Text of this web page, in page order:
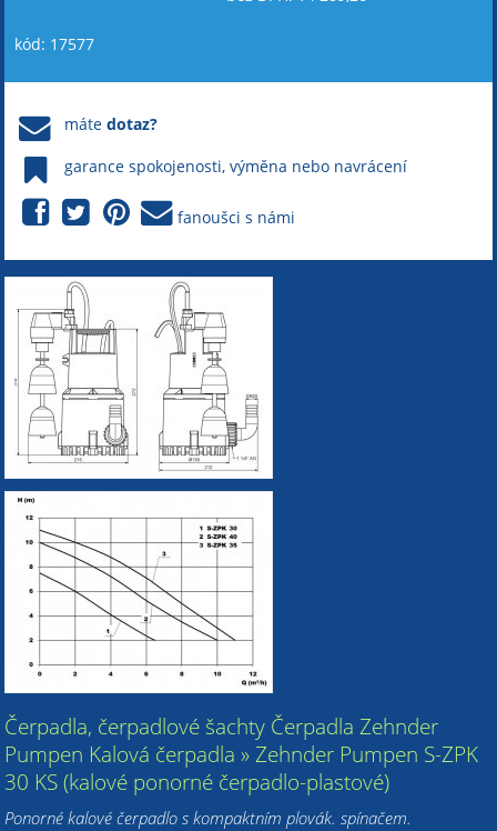
kód: 17577
mátedotaz?
garance spokojenosti, výměna nebo navrácení
fanoušci s námi
Čerpadla, čerpadlové šachty Čerpadla Zehnder
Pumpen Kalová čerpadla » Zehnder Pumpen S-ZPK
30 KS (kalové ponorné čerpadlo-plastové)
Ponorné kalové čerpadlo s kompaktním plovák. spínačem.